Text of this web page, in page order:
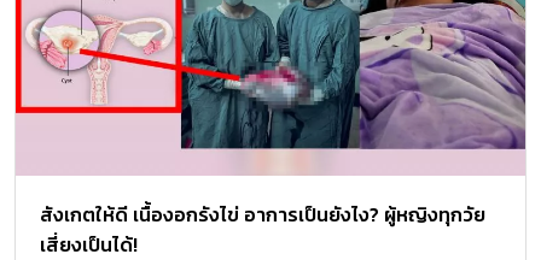
สังเกตให้ดี เนื้องอกรังไข่ อาการเป็นยังไง? ผู้หญิงทุกวัย
เสี่ยงเป็นได้!